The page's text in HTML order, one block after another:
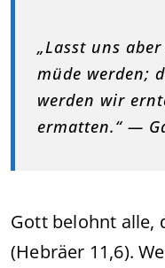
„Lasst uns
müde werden;
werden wir
ermatten.“ —
Gott belohnt alle,
(Hebräer 11,6).